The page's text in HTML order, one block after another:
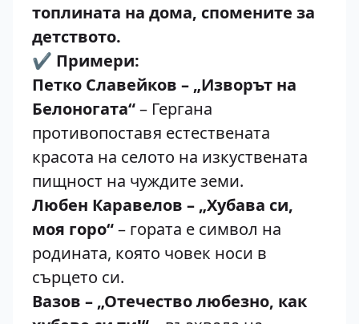
топлината на дома, спомените за
детството.
✔️ Примери:
Петко Славейков – „Изворът на
Белоногата“– Гергана
противопоставя естествената
красота на селото на изкуствената
пищност на чуждите земи.
Любен Каравелов – „Хубава си,
моя горо“– гората е символ на
родината, която човек носи в
сърцето си.
Вазов – „Отечество любезно, как